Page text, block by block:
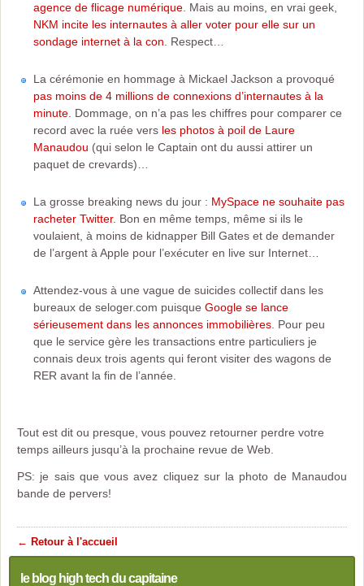
agence de flicage numérique . Mais au moins, en vrai geek,
NKM incite les internautes à aller voter pour elle sur un
sondage internet à la con . Respect…
La cérémonie en hommage à Mickael Jackson a provoqué
pas moins de 4 millions de connexions d’internautes à la
minute . Dommage, on n’a pas les chiffres pour comparer ce
record avec la ruée vers les photos à poil de Laure
Manaudou (qui selon le Captain ont du aussi attirer un
paquet de crevards)…
La grosse breaking news du jour : MySpace ne souhaite pas
racheter Twitter. Bon en même temps, même si ils le
voulaient, à moins de kidnapper Bill Gates et de demander
de l’argent à Apple pour l’exécuter en live sur Internet…
Attendez-vous à une vague de suicides collectif dans les
bureaux de seloger.com puisque Google se lance
sérieusement dans les annonces immobilières . Pour peu
que le service gère les transactions entre particuliers je
connais deux trois agents qui feront visiter des wagons de
RER avant la fin de l’année.
Tout est dit ou presque, vous pouvez retourner perdre votre
temps ailleurs jusqu’à la prochaine revue de Web.
PS: je sais que vous avez cliquez sur la photo de Manaudou
bande de pervers!
← Retour à l'accueil
le blog high tech du capitaine